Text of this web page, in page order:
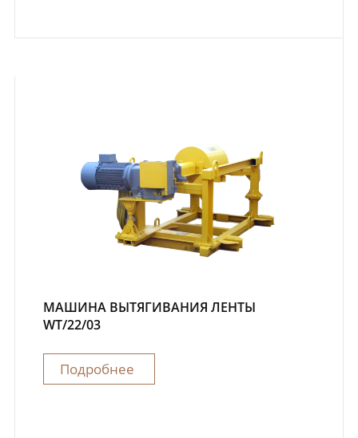
МАШИНА ВЫТЯГИВАНИЯ ЛЕНТЫ
WT/22/03
Подробнее